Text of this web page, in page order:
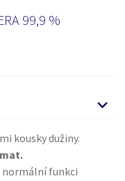
99,9 %
kousky dužiny.
normální funkci